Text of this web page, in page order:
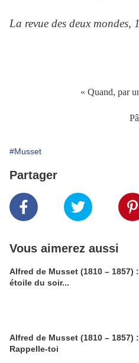
La revue des deux mondes,
« Quand, par
#Musset
Partager
Vous aimerez aussi
Alfred de Musset (1810 – 1857)
étoile du soir...
Alfred de Musset (1810 – 1857) :
Rappelle-toi